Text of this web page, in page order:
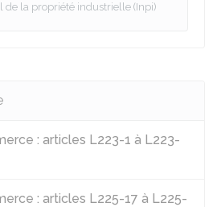
de la propriété industrielle (Inpi)
: articles L223-1 à L223-
: articles L225-17 à L225-